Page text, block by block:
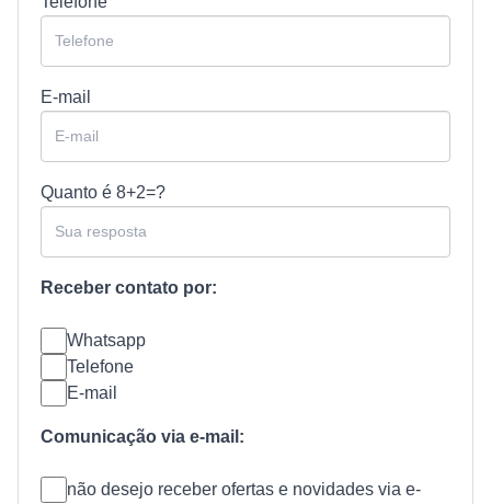
E-mail
Quanto é 8+2=?
Receber contato por:
Whatsapp
Telefone
E-mail
Comunicação via e-mail:
não desejo receber ofertas e novidades via e-